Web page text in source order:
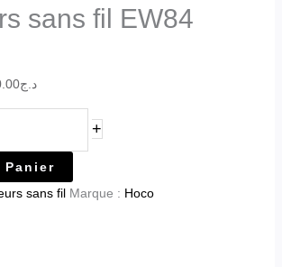
sans fil EW84
د.ج
+
sans fil Marque : Hoco